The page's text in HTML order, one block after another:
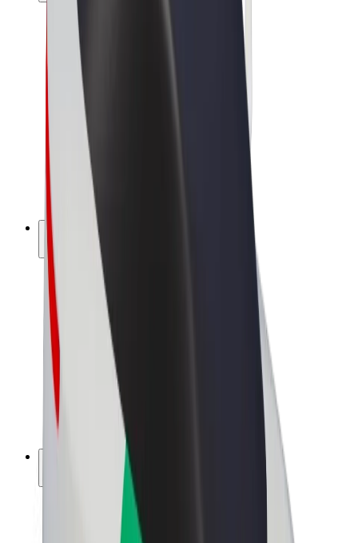
Jízdy
Koloběžky
Bolt Market
Bolt Food
Bolt Drive
Bolt for Business
E-kola
Bolt Plus
Vydělávejte s Boltem
Výdělky řidiče
Výdělky kurýra
Partneři Bolt Food
O společnosti Bolt